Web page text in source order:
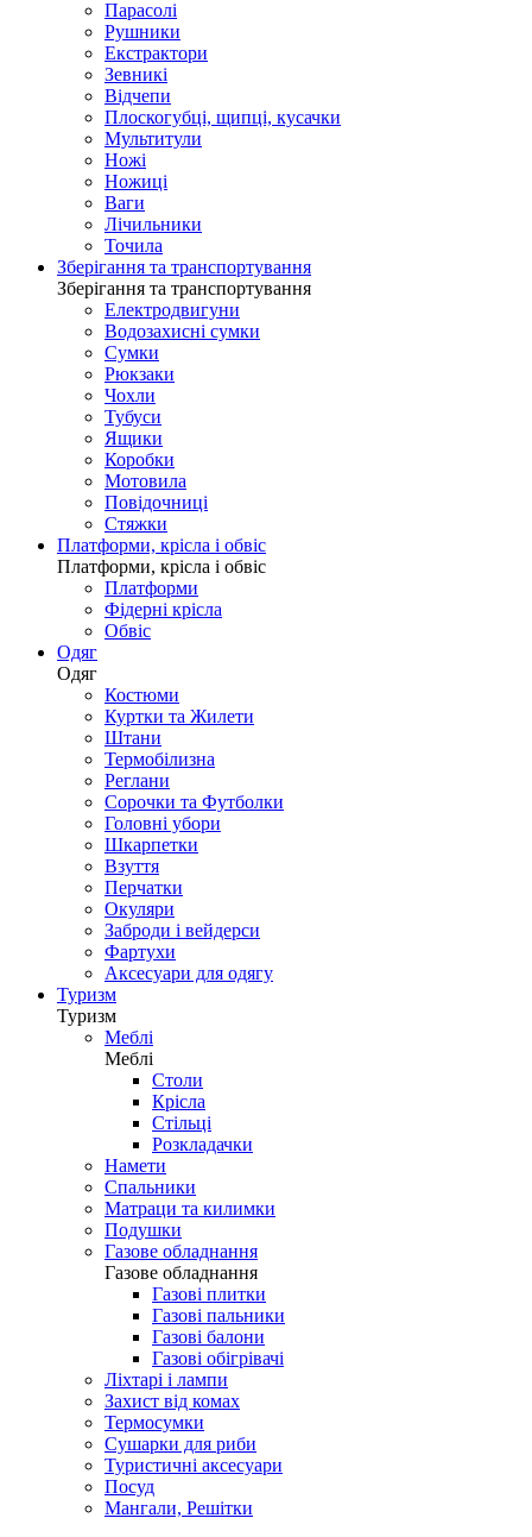
Парасолі
Рушники
Екстрактори
Зевникі
Відчепи
Плоскогубці, щипці, кусачки
Мультитули
Ножі
Ножиці
Ваги
Лічильники
Точила
Зберігання та транспортування
Зберігання та транспортування
Електродвигуни
Водозахисні сумки
Сумки
Рюкзаки
Чохли
Тубуси
Ящики
Коробки
Мотовила
Повідочниці
Стяжки
Платформи, крісла і обвіс
Платформи, крісла і обвіс
Платформи
Фідерні крісла
Обвіс
Одяг
Одяг
Костюми
Куртки та Жилети
Штани
Термобілизна
Реглани
Сорочки та Футболки
Головні убори
Шкарпетки
Взуття
Перчатки
Окуляри
Заброди і вейдерси
Фартухи
Аксесуари для одягу
Туризм
Туризм
Меблі
Меблі
Столи
Крісла
Стільці
Розкладачки
Намети
Спальники
Матраци та килимки
Подушки
Газове обладнання
Газове обладнання
Газові плитки
Газові пальники
Газові балони
Газові обігрівачі
Ліхтарі і лампи
Захист від комах
Термосумки
Сушарки для риби
Туристичні аксесуари
Посуд
Мангали, Решітки